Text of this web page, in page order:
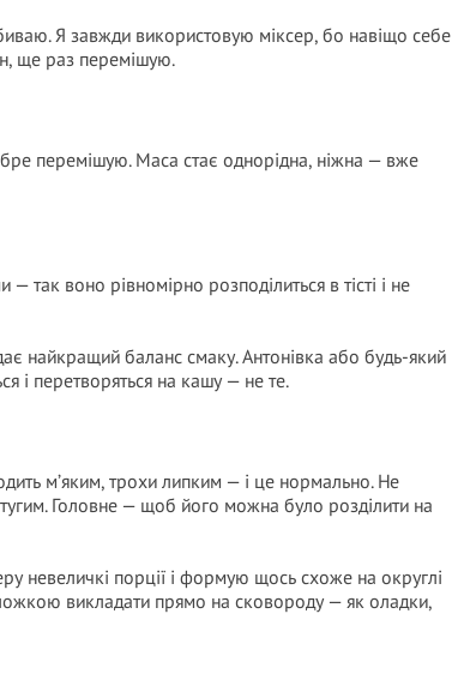
Я завжди використовую міксер, бо навіщо себе
ще раз перемішую.
перемішую. Маса стає однорідна, ніжна — вже
так воно рівномірно розподілиться в тісті і не
найкращий баланс смаку. Антонівка або будь-який
і перетворяться на кашу — не те.
м’яким, трохи липким — і це нормально. Не
Головне — щоб його можна було розділити на
невеличкі порції і формую щось схоже на округлі
викладати прямо на сковороду — як оладки,